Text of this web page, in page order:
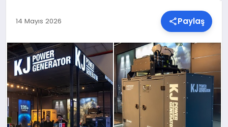
TEKNOLOJI
YAŞAM
MALATYA HABERLERI
14 Mayıs 2026 Paylaş